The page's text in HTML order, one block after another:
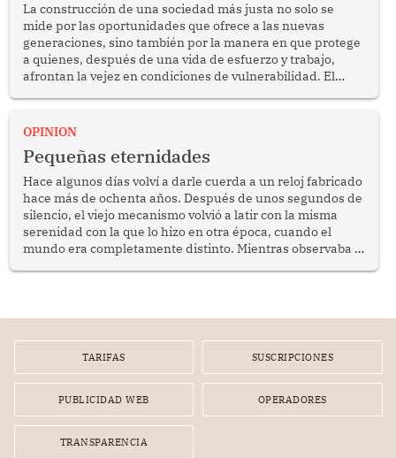
La construcción de una sociedad más justa no solo se
mide por las oportunidades que ofrece a las nuevas
generaciones, sino también por la manera en que protege
a quienes, después de una vida de esfuerzo y trabajo,
afrontan la vejez en condiciones de vulnerabilidad. El
bimestrales el subsidio que reciben los beneficiarios del
reflexionar sobre la importancia de fortalecer las políticas
públicas dirigidas a los adultos mayores en pobreza.
OPINION
Pequeñas eternidades
Hace algunos días volví a darle cuerda a un reloj fabricado
hace más de ochenta años. Después de unos segundos de
silencio, el viejo mecanismo volvió a latir con la misma
serenidad con la que lo hizo en otra época, cuando el
mundo era completamente distinto. Mientras observaba el
TARIFAS SUSCRIPCIONES
PUBLICIDAD WEB OPERADORES
TRANSPARENCIA